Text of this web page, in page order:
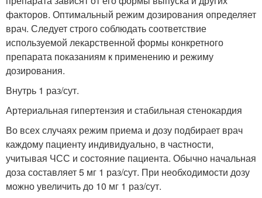
факторов. Оптимальный режим дозирования определяет
врач. Следует строго соблюдать соответствие
используемой лекарственной формы конкретного
препарата показаниям к применению и режиму
дозирования.
Внутрь 1 раз/сут.
Артериальная гипертензия и стабильная стенокардия
Во всех случаях режим приема и дозу подбирает врач
каждому пациенту индивидуально, в частности,
учитывая ЧСС и состояние пациента. Обычно начальная
доза составляет 5 мг 1 раз/сут. При необходимости дозу
можно увеличить до 10 мг 1 раз/сут.